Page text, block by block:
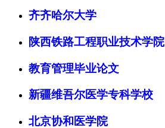
齐齐哈尔大学
陕西铁路工程职业技术学院
教育管理毕业论文
新疆维吾尔医学专科学校
北京协和医学院